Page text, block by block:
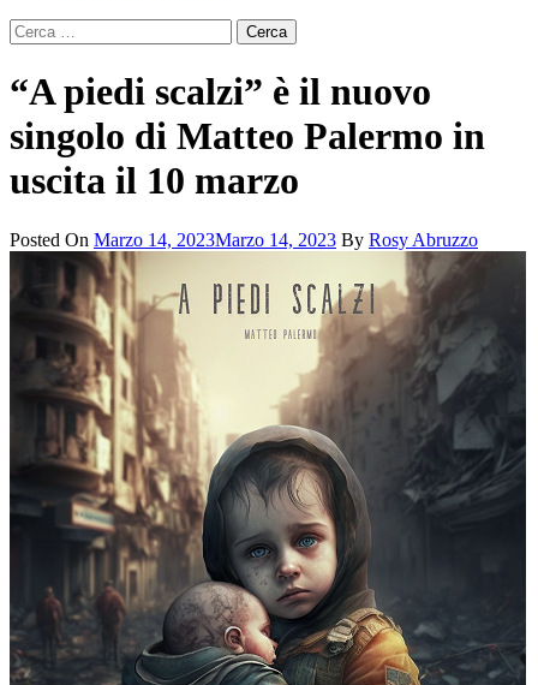
Ricerca
per:
“A piedi scalzi” è il nuovo
singolo di Matteo Palermo in
uscita il 10 marzo
Posted On Marzo 14, 2023Marzo 14, 2023 By Rosy Abruzzo